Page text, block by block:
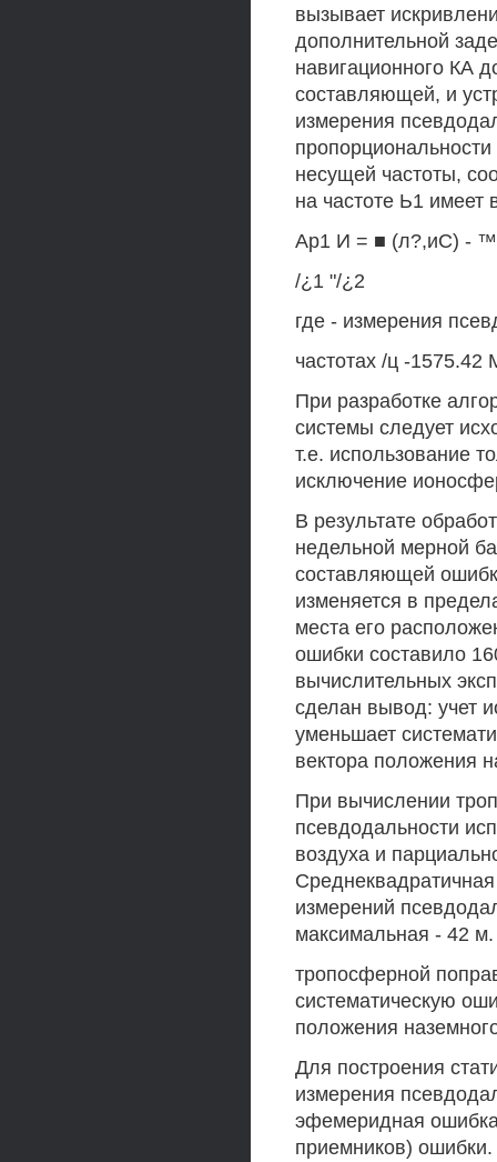
вызывает
дополнительной
навигационного КА
составляющей, и
измерения
несущей частоты,
на частоте Ь1 имеет
Ар1 И = ■ (л?,иС) -
/¿1 "/¿2
где - измерения
частотах /ц -
При разработке
системы следует
т.е. использование
исключение
В результате
недельной мерной
составляющей
изменяется в
места его
ошибки составило
вычислительных
сделан вывод: учет
уменьшает
вектора положения
При вычислении
псевдодальности
воздуха и
измерений
максимальная - 42 м.
тропосферной
систематическую
положения
Для построения
измерения
эфемеридная
приемников)